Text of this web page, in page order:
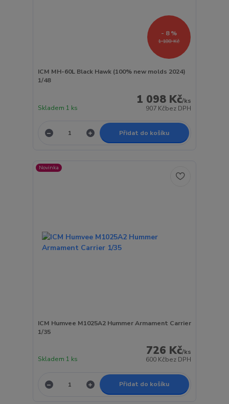
1 188 Kč
- 8 %
ICM MH-60L Black Hawk (100% new molds 2024)
1/48
1 098 Kč/ks
907 Kčbez DPH
Skladem 1 ks
Přidat do košíku
Novinka
ICM Humvee M1025A2 Hummer Armament Carrier
1/35
726 Kč/ks
600 Kčbez DPH
Skladem 1 ks
Přidat do košíku